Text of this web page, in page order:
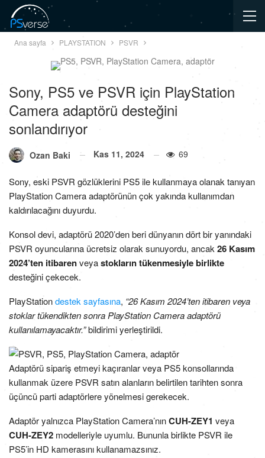
Ana sayfa PLAYSTATION PSVR
Sony, PS5 ve PSVR için PlayStation
Camera adaptörü desteğini
sonlandırıyor
Ozan Baki Kas 11, 2024 69
Sony, eski PSVR gözlüklerini PS5 ile kullanmaya olanak tanıyan
PlayStation Camera adaptörünün çok yakında kullanımdan
kaldırılacağını duyurdu.
Konsol devi, adaptörü 2020’den beri dünyanın dört bir yanındaki
PSVR oyuncularına ücretsiz olarak sunuyordu, ancak26 Kasım
2024’ten itibarenveyastokların tükenmesiyle birlikte
desteğini çekecek.
PlayStationdestek sayfasına, “26 Kasım 2024’ten itibaren veya
stoklar tükendikten sonra PlayStation Camera adaptörü
kullanılamayacaktır.”bildirimi yerleştirildi.
Adaptörü sipariş etmeyi kaçıranlar veya PS5 konsollarında
kullanmak üzere PSVR satın alanların belirtilen tarihten sonra
üçüncü parti adaptörlere yönelmesi gerekecek.
Adaptör yalnızca PlayStation Camera’nınCUH-ZEY1 veya
CUH-ZEY2 modelleriyle uyumlu. Bununla birlikte PSVR ile
PS5’in HD kamerasını kullanamazsınız.